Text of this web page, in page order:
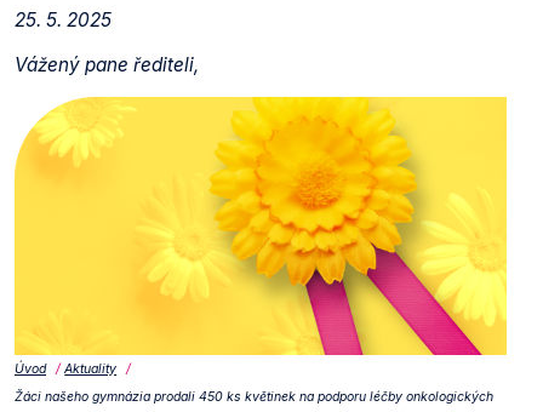
25. 5. 2025
Vážený pane řediteli,
Úvod
Aktuality
Žáci našeho gymnázia prodali 450 ks květinek na podporu léčby onkologických